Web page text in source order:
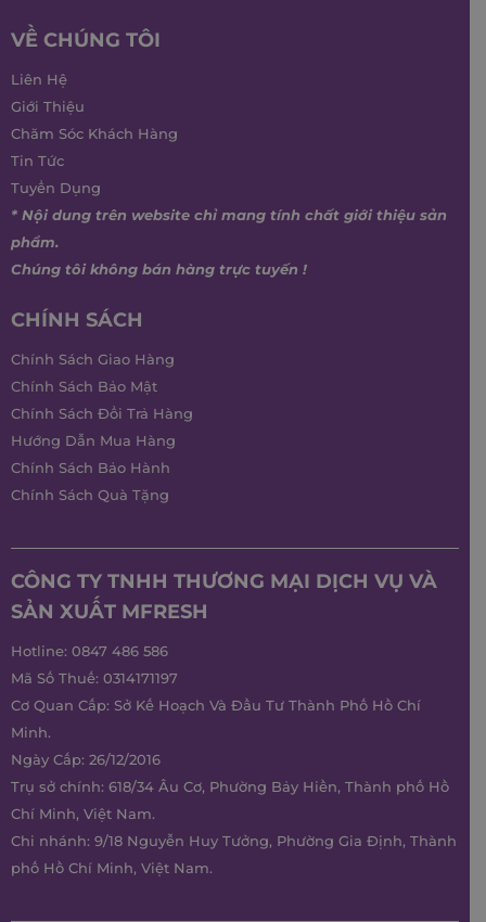
VỀ CHÚNG TÔI
Liên Hệ
Giới Thiệu
Chăm Sóc Khách Hàng
Tin Tức
Tuyển Dụng
* Nội dung trên website chỉ mang tính chất giới thiệu sản
phẩm.
Chúng tôi không bán hàng trực tuyến !
CHÍNH SÁCH
Chính Sách Giao Hàng
Chính Sách Bảo Mật
Chính Sách Đổi Trả Hàng
Hướng Dẫn Mua Hàng
Chính Sách Bảo Hành
Chính Sách Quà Tặng
CÔNG TY TNHH THƯƠNG MẠI DỊCH VỤ VÀ
SẢN XUẤT MFRESH
Hotline: 0847 486 586
Mã Số Thuế: 0314171197
Cơ Quan Cấp: Sở Kế Hoạch Và Đầu Tư Thành Phố Hồ Chí
Minh.
Ngày Cấp: 26/12/2016
Trụ sở chính: 618/34 Âu Cơ, Phường Bảy Hiền, Thành phố Hồ
Chí Minh, Việt Nam.
Chi nhánh: 9/18 Nguyễn Huy Tưởng, Phường Gia Định, Thành
phố Hồ Chí Minh, Việt Nam.